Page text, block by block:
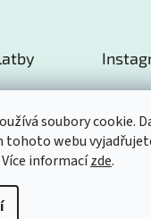
soubory cookie.
tohoto webu
informacízde.